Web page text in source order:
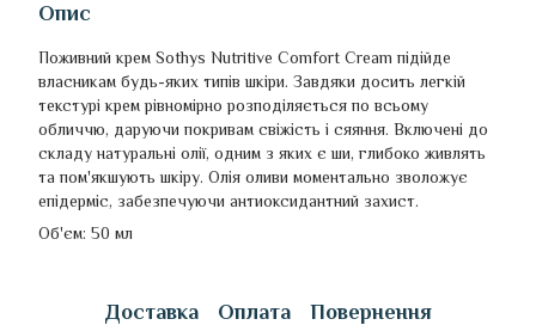
Опис
Поживний крем Sothys Nutritive Comfort Cream підійде
власникам будь-яких типів шкіри. Завдяки досить легкій
текстурі крем рівномірно розподіляється по всьому
обличчю, даруючи покривам свіжість і сяяння. Включені до
складу натуральні олії, одним з яких є ши, глибоко живлять
та пом'якшують шкіру. Олія оливи моментально зволожує
епідерміс, забезпечуючи антиоксидантний захист.
Об'єм: 50 мл
Доставка Оплата Повернення